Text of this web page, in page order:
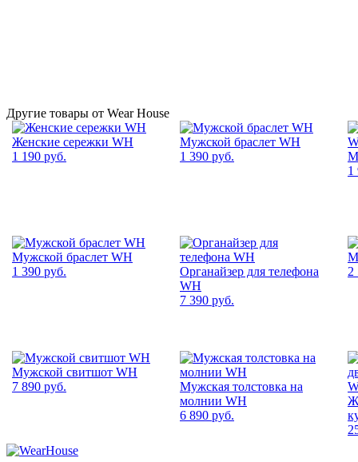
Другие товары от Wear House
Женские сережки WH
1 190 руб.
Мужской браслет WH
1 390 руб.
1
Мужской браслет WH
1 390 руб.
Органайзер для телефона
WH
7 390 руб.
2
Мужской свитшот WH
7 890 руб.
Мужская толстовка на
молнии WH
6 890 руб.